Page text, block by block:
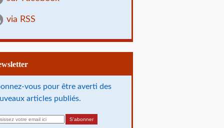
via RSS
vous pour être averti des
articles publiés.